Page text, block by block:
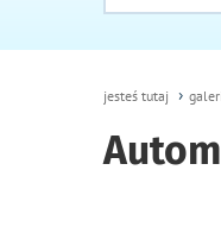
jesteś tutaj